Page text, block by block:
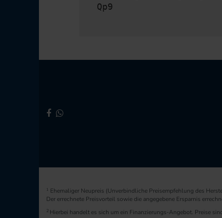
Qp9
1 Ehemaliger Neupreis (Unverbindliche Preisempfehlung des
Der errechnete Preisvorteil sowie die angegebene Ersparnis
2 Hierbei handelt es sich um ein Finanzierungs-Angebot. Preise